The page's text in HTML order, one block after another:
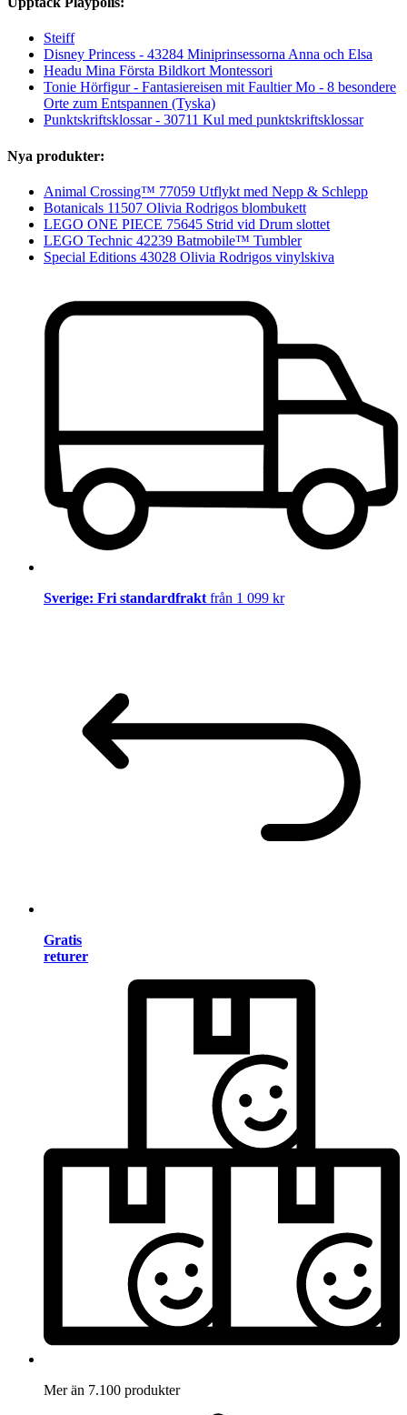
Steiff
Disney Princess - 43284 Miniprinsessorna Anna och Elsa
Headu Mina Första Bildkort Montessori
Tonie Hörfigur - Fantasiereisen mit Faultier Mo - 8 besondere
Orte zum Entspannen (Tyska)
Punktskriftsklossar - 30711 Kul med punktskriftsklossar
Nya produkter:
Animal Crossing™ 77059 Utflykt med Nepp & Schlepp
Botanicals 11507 Olivia Rodrigos blombukett
LEGO ONE PIECE 75645 Strid vid Drum slottet
LEGO Technic 42239 Batmobile™ Tumbler
Special Editions 43028 Olivia Rodrigos vinylskiva
Sverige: Fri standardfrakt från 1 099 kr
Gratis
returer
Mer än 7.100 produkter